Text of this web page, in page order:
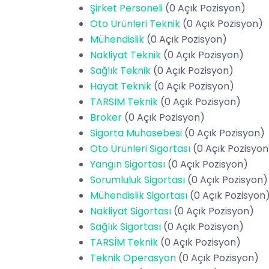
Şirket Personeli (0 Açık Pozisyon)
Oto Ürünleri Teknik (0 Açık Pozisyon)
Mühendislik (0 Açık Pozisyon)
Nakliyat Teknik (0 Açık Pozisyon)
Sağlık Teknik (0 Açık Pozisyon)
Hayat Teknik (0 Açık Pozisyon)
TARSİM Teknik (0 Açık Pozisyon)
Broker (0 Açık Pozisyon)
Sigorta Muhasebesi (0 Açık Pozisyon)
Oto Ürünleri Sigortası (0 Açık
Yangın Sigortası (0 Açık Pozisyon)
Sorumluluk Sigortası (0 Açık Pozisyon)
Mühendislik Sigortası (0 Açık
Nakliyat Sigortası (0 Açık Pozisyon)
Sağlık Sigortası (0 Açık Pozisyon)
TARSİM Teknik (0 Açık Pozisyon)
Teknik Operasyon (0 Açık Pozisyon)